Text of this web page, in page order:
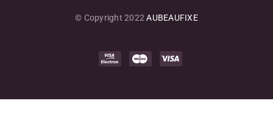
© Copyright 2022 AUBEAUFIXE